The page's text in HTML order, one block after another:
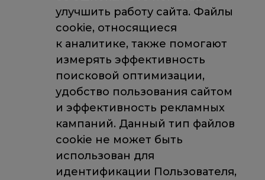
улучшить работу сайта. Файлы
cookie, относящиеся
к аналитике, также помогают
измерять эффективность
поисковой оптимизации,
удобство пользования сайтом
и эффективность рекламных
кампаний. Данный тип файлов
cookie не может быть
использован для
идентификации Пользователя,